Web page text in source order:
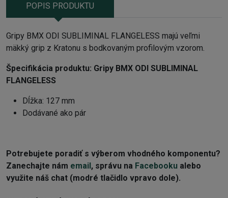
POPIS PRODUKTU
Gripy BMX ODI SUBLIMINAL FLANGELESS majú veľmi
mäkký grip z Kratonu s bodkovaným profilovým vzorom.
Špecifikácia produktu: Gripy BMX ODI SUBLIMINAL
FLANGELESS
Dĺžka: 127 mm
Dodávané ako pár
Potrebujete poradiť s výberom vhodného komponentu?
Zanechajte nám email, správu na Facebooku alebo
využite náš chat (modré tlačidlo vpravo dole).